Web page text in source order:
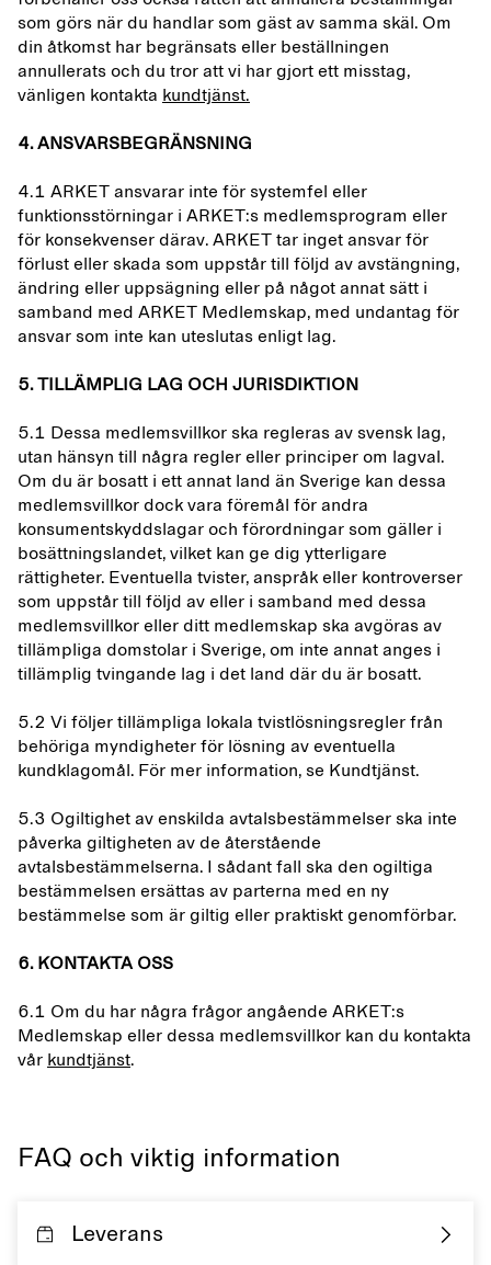
som görs när du handlar som gäst av samma skäl. Om
din åtkomst har begränsats eller beställningen
annullerats och du tror att vi har gjort ett misstag,
vänligen kontakta kundtjänst.
4. ANSVARSBEGRÄNSNING
4.1 ARKET ansvarar inte för systemfel eller
funktionsstörningar i ARKET:s medlemsprogram eller
för konsekvenser därav. ARKET tar inget ansvar för
förlust eller skada som uppstår till följd av avstängning,
ändring eller uppsägning eller på något annat sätt i
samband med ARKET Medlemskap, med undantag för
ansvar som inte kan uteslutas enligt lag.
5. TILLÄMPLIG LAG OCH JURISDIKTION
5.1 Dessa medlemsvillkor ska regleras av svensk lag,
utan hänsyn till några regler eller principer om lagval.
Om du är bosatt i ett annat land än Sverige kan dessa
medlemsvillkor dock vara föremål för andra
konsumentskyddslagar och förordningar som gäller i
bosättningslandet, vilket kan ge dig ytterligare
rättigheter. Eventuella tvister, anspråk eller kontroverser
som uppstår till följd av eller i samband med dessa
medlemsvillkor eller ditt medlemskap ska avgöras av
tillämpliga domstolar i Sverige, om inte annat anges i
tillämplig tvingande lag i det land där du är bosatt.
5.2 Vi följer tillämpliga lokala tvistlösningsregler från
behöriga myndigheter för lösning av eventuella
kundklagomål. För mer information, se Kundtjänst.
5.3 Ogiltighet av enskilda avtalsbestämmelser ska inte
påverka giltigheten av de återstående
avtalsbestämmelserna. I sådant fall ska den ogiltiga
bestämmelsen ersättas av parterna med en ny
bestämmelse som är giltig eller praktiskt genomförbar.
6. KONTAKTA OSS
6.1 Om du har några frågor angående ARKET:s
Medlemskap eller dessa medlemsvillkor kan du kontakta
vår kundtjänst.
FAQ och viktig information
Leverans